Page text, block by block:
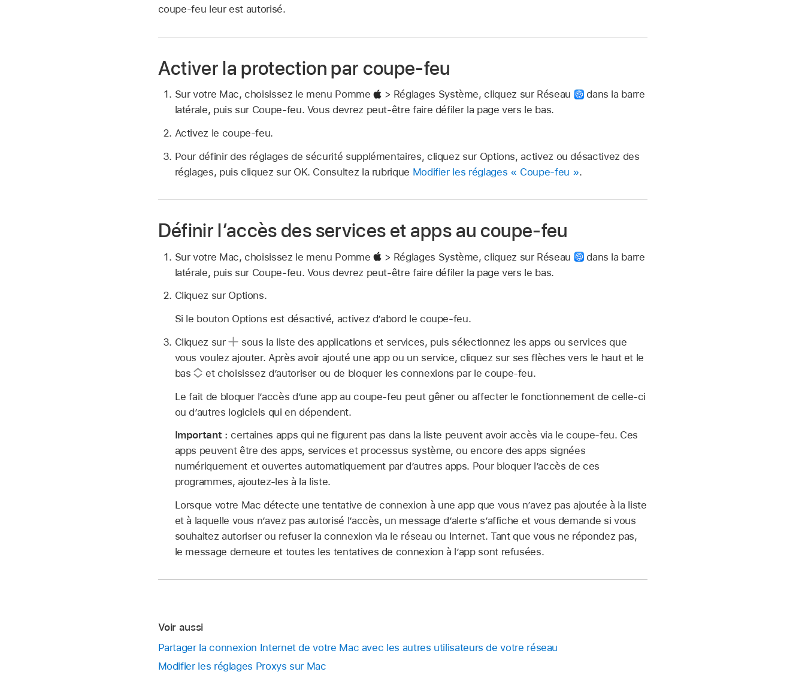
coupe-feu leur est autorisé.
Activer la protection par coupe-feu
Sur votre Mac, choisissez le menu Pomme > Réglages Système, cliquez sur Réseau
dans la barre
latérale, puis sur Coupe-feu. Vous devrez peut-être faire défiler la page vers le bas.
Activez le coupe-feu.
Pour définir des réglages de sécurité supplémentaires, cliquez sur Options, activez ou désactivez des
réglages, puis cliquez sur OK. Consultez la rubrique Modifier les réglages « Coupe-feu ».
Définir l’accès des services et apps au coupe-feu
Sur votre Mac, choisissez le menu Pomme > Réglages Système, cliquez sur Réseau
dans la barre
latérale, puis sur Coupe-feu. Vous devrez peut-être faire défiler la page vers le bas.
Cliquez sur Options.
Si le bouton Options est désactivé, activez d’abord le coupe-feu.
Cliquez sur
sous la liste des applications et services, puis sélectionnez les apps ou services que
vous voulez ajouter. Après avoir ajouté une app ou un service, cliquez sur ses flèches vers le haut et le
bas
et choisissez d’autoriser ou de bloquer les connexions par le coupe-feu.
Le fait de bloquer l’accès d’une app au coupe-feu peut gêner ou affecter le fonctionnement de celle-ci
ou d’autres logiciels qui en dépendent.
Important : certaines apps qui ne figurent pas dans la liste peuvent avoir accès via le coupe-feu. Ces
apps peuvent être des apps, services et processus système, ou encore des apps signées
numériquement et ouvertes automatiquement par d’autres apps. Pour bloquer l’accès de ces
programmes, ajoutez-les à la liste.
Lorsque votre Mac détecte une tentative de connexion à une app que vous n’avez pas ajoutée à la liste
et à laquelle vous n’avez pas autorisé l’accès, un message d’alerte s’affiche et vous demande si vous
souhaitez autoriser ou refuser la connexion via le réseau ou Internet. Tant que vous ne répondez pas,
le message demeure et toutes les tentatives de connexion à l’app sont refusées.
Voir aussi
Partager la connexion Internet de votre Mac avec les autres utilisateurs de votre réseau
Modifier les réglages Proxys sur Mac